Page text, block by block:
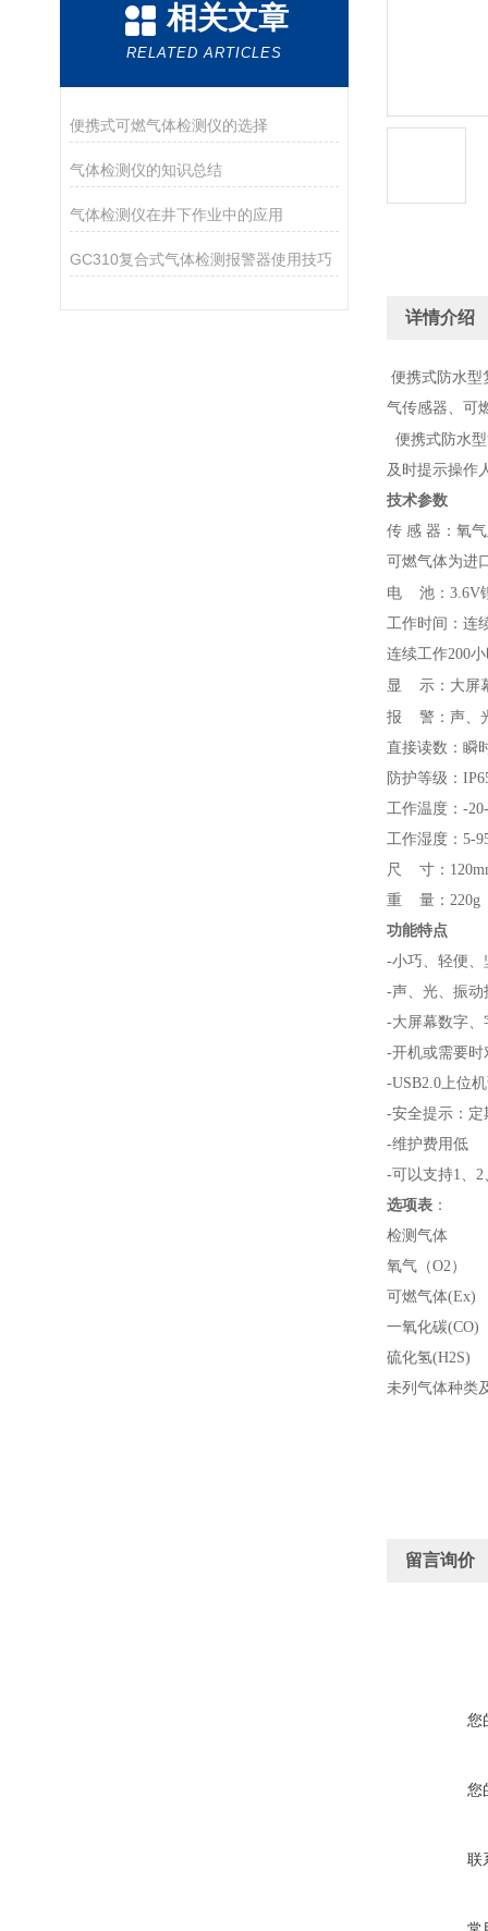
相关文章
RELATED ARTICLES
便携式可燃气体检测仪的选择
气体检测仪的知识总结
气体检测仪在井下作业中的应用
GC310复合式气体检测报警器使用技巧
详情介绍
便携式防水型
气传感器、可
便携式防水
及时提示操作
技术参数
传 感 器：氧
可燃气体为进
电
池：3.6V
工作时间：
连续工作200
显
示：大屏
报
警：声、
直接读数：瞬
防护等级：
工作温度：-
工作湿度：5-
尺 寸：
重 量：220g
功能特点
-小巧、轻便、
-声、光、振动
-大屏幕数字、
-开机或需要时
-USB2.0上位
-安全提示：
-维护费用低
-可以支持1、
选项表 ：
检测气体
氧气（O2）
可燃气体(Ex)
一氧化碳(CO)
硫化氢(H2S)
未列气体种类
留言询价
您
您
联